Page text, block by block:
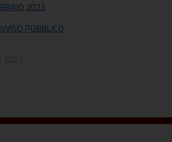
2023
PUBBLICO